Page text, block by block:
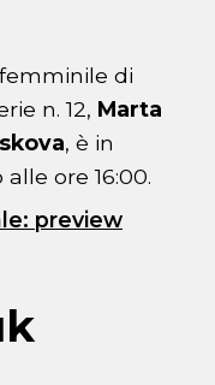
di
n. 12, Marta
, è in
ore 16:00.
preview